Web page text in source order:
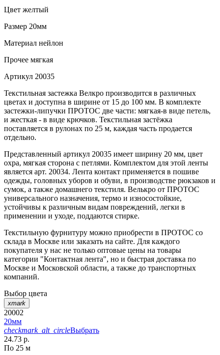
Цвет желтый
Размер 20мм
Материал нейлон
Прочее мягкая
Артикул 20035
Текстильная застежка Велкро производится в различных
цветах и доступна в ширине от 15 до 100 мм. В комплекте
застежки-липучки ПРОТОС две части: мягкая-в виде петель,
и жесткая - в виде крючков. Текстильная застёжка
поставляется в рулонах по 25 м, каждая часть продается
отдельно.
Представленный артикул 20035 имеет ширину 20 мм, цвет
охра, мягкая сторона с петлями. Комплектом для этой ленты
является арт. 20034. Лента контакт применяется в пошиве
одежды, головных уборов и обуви, в производстве рюкзаков и
сумок, а также домашнего текстиля. Велькро от ПРОТОС
универсального назначения, термо и износостойкие,
устойчивы к различным видам повреждений, легки в
применении и уходе, поддаются стирке.
Текстильную фурнитуру можно приобрести в ПРОТОС со
склада в Москве или заказать на сайте. Для каждого
покупателя у нас не только оптовые цены на товары
категории "Контактная лента", но и быстрая доставка по
Москве и Московской области, а также до транспортных
компаний.
Выбор цвета
xmark
20002
20мм
checkmark_alt_circleВыбрать
24.73 р.
По 25 м